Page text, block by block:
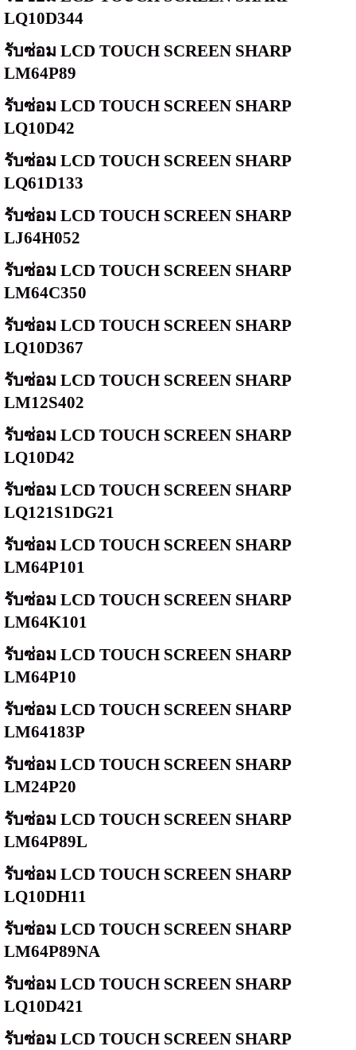
LQ10D344
รับซ่อม LCD TOUCH SCREEN SHARP
LM64P89
รับซ่อม LCD TOUCH SCREEN SHARP
LQ10D42
รับซ่อม LCD TOUCH SCREEN SHARP
LQ61D133
รับซ่อม LCD TOUCH SCREEN SHARP
LJ64H052
รับซ่อม LCD TOUCH SCREEN SHARP
LM64C350
รับซ่อม LCD TOUCH SCREEN SHARP
LQ10D367
รับซ่อม LCD TOUCH SCREEN SHARP
LM12S402
รับซ่อม LCD TOUCH SCREEN SHARP
LQ10D42
รับซ่อม LCD TOUCH SCREEN SHARP
LQ121S1DG21
รับซ่อม LCD TOUCH SCREEN SHARP
LM64P101
รับซ่อม LCD TOUCH SCREEN SHARP
LM64K101
รับซ่อม LCD TOUCH SCREEN SHARP
LM64P10
รับซ่อม LCD TOUCH SCREEN SHARP
LM64183P
รับซ่อม LCD TOUCH SCREEN SHARP
LM24P20
รับซ่อม LCD TOUCH SCREEN SHARP
LM64P89L
รับซ่อม LCD TOUCH SCREEN SHARP
LQ10DH11
รับซ่อม LCD TOUCH SCREEN SHARP
LM64P89NA
รับซ่อม LCD TOUCH SCREEN SHARP
LQ10D421
รับซ่อม LCD TOUCH SCREEN SHARP